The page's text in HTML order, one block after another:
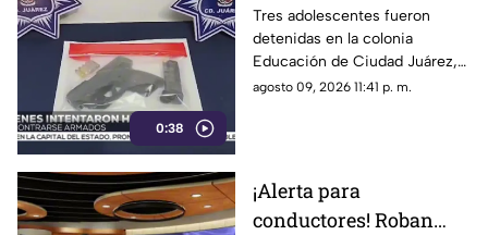
0:38
adolescentes son
detenidas en Juárez y
descubren un arma
oculta en la guantera
Tres adolescentes fueron
detenidas en la colonia
Educación de Ciudad Juárez,
Chihuahua, luego de
agosto 09, 2026 11:41 p. m.
¡Alerta para
conductores! Roban